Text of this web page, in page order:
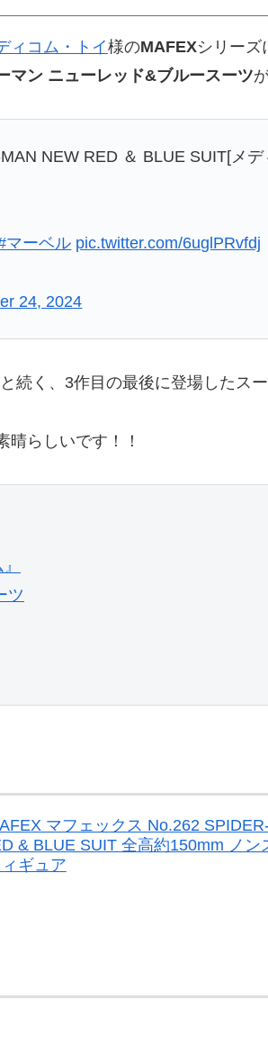
ィコム・トイ様のMAFEXシリーズ
マン ニューレッド&ブルースーツ
NEW RED ＆ BLUE SUIT[メデ
マーベル pic.twitter.com/6uglPRvfdj
24, 2024
続く、3作目の最後に登場したスー
らしいです！！
ツ
マフェックス No.262
& BLUE SUIT 全高約150mm ノン
ギュア